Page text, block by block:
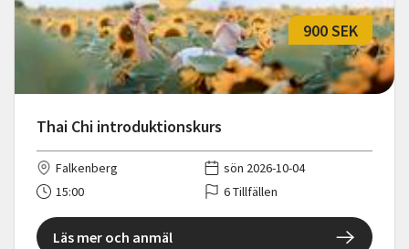
Thai Chi introduktionskurs
900 SEK
Falkenberg
sön 2026-10-04
15:00
6 Tillfällen
Läs mer och anmäl